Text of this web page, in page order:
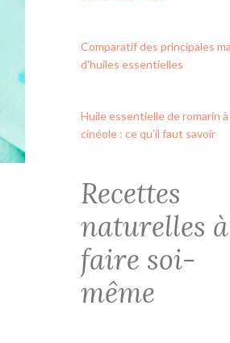
Comparatif des principales
d’huiles essentielles
Huile essentielle de romarin à
cinéole : ce qu’il faut savoir
Recettes
naturelles à
faire soi-
même